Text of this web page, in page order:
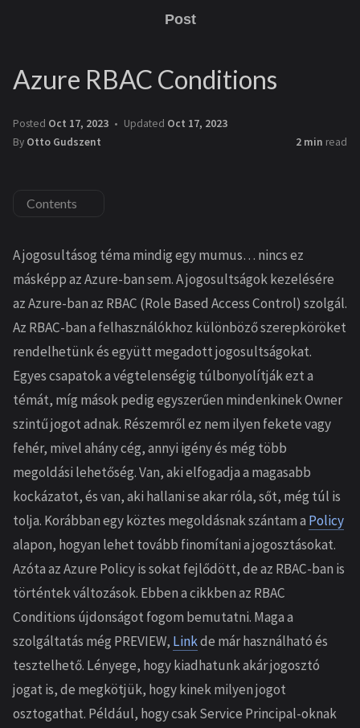
Post
Azure RBAC Conditions
Posted Oct 17, 2023 Updated Oct 17, 2023
By Otto Gudszent 2 min read
Contents
A jogosultásog téma mindig egy mumus… nincs ez
másképp az Azure-ban sem. A jogosultságok kezelésére
az Azure-ban az RBAC (Role Based Access Control) szolgál.
Az RBAC-ban a felhasználókhoz különböző szerepköröket
rendelhetünk és együtt megadott jogosultságokat.
Egyes csapatok a végtelenségig túlbonyolítják ezt a
témát, míg mások pedig egyszerűen mindenkinek Owner
szintű jogot adnak. Részemről ez nem ilyen fekete vagy
fehér, mivel ahány cég, annyi igény és még több
megoldási lehetőség. Van, aki elfogadja a magasabb
kockázatot, és van, aki hallani se akar róla, sőt, még túl is
tolja. Korábban egy köztes megoldásnak szántam a Policy
alapon, hogyan lehet tovább finomítani a jogosztásokat.
Azóta az Azure Policy is sokat fejlődött, de az RBAC-ban is
történtek változások. Ebben a cikkben az RBAC
Conditions újdonságot fogom bemutatni. Maga a
szolgáltatás még PREVIEW, Linkde már használható és
tesztelhető. Lényege, hogy kiadhatunk akár jogosztó
jogat is, de megkötjük, hogy kinek milyen jogot
osztogathat. Például, hogy csak Service Principal-oknak